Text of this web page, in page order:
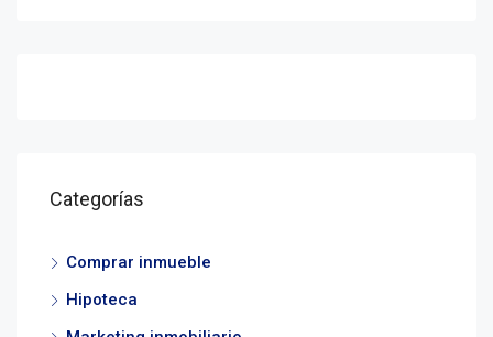
Categorías
Comprar inmueble
Hipoteca